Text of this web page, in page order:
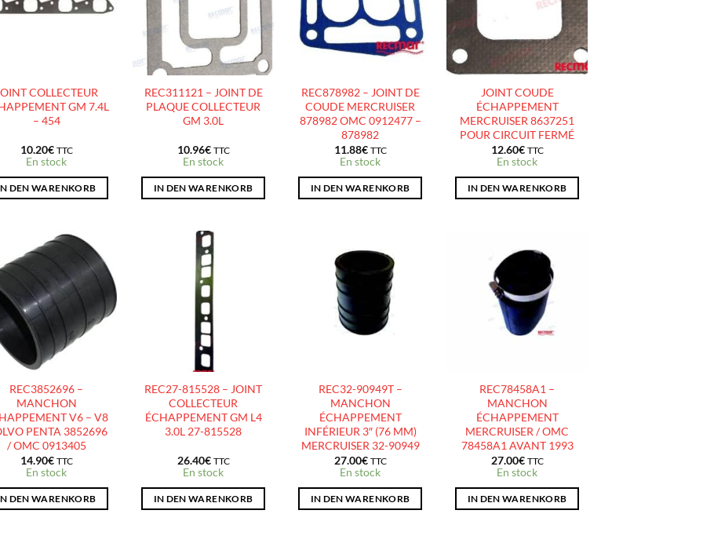
LISTE
COLLECTEUR
GM 7.4L
– 454
10.20€ TTC
En stock
DEN WARENKORB
LISTE
D’ENVIES
REC311121 – JOINT DE
PLAQUE COLLECTEUR
GM 3.0L
10.96€ TTC
En stock
IN DEN WARENKORB
LISTE
D’ENVIES
REC878982 – JOINT DE
COUDE MERCRUISER
878982 OMC 0912477 –
878982
11.88€ TTC
En stock
IN DEN WARENKORB
LISTE
D’ENVIES
JOINT COUDE
ÉCHAPPEMENT
MERCRUISER 8637251
POUR CIRCUIT FERMÉ
12.60€ TTC
En stock
IN DEN WARENKORB
AJOUTER
À LA
LISTE
D’ENVIES
REC3852696 –
MANCHON
V6 – V8
PENTA 3852696
/ OMC 0913405
14.90€ TTC
En stock
DEN WARENKORB
AJOUTER
REC27-815528 – JOINT
COLLECTEUR
ÉCHAPPEMENT GM L4
3.0L 27-815528
26.40€ TTC
En stock
IN DEN WARENKORB
AJOUTER
À LA
LISTE
D’ENVIES
REC32-90949T –
MANCHON
ÉCHAPPEMENT
INFÉRIEUR 3″ (76 MM)
MERCRUISER 32-90949
27.00€ TTC
En stock
IN DEN WARENKORB
AJOUTER
À LA
LISTE
D’ENVIES
REC78458A1 –
MANCHON
ÉCHAPPEMENT
MERCRUISER / OMC
78458A1 AVANT 1993
27.00€ TTC
En stock
IN DEN WARENKORB